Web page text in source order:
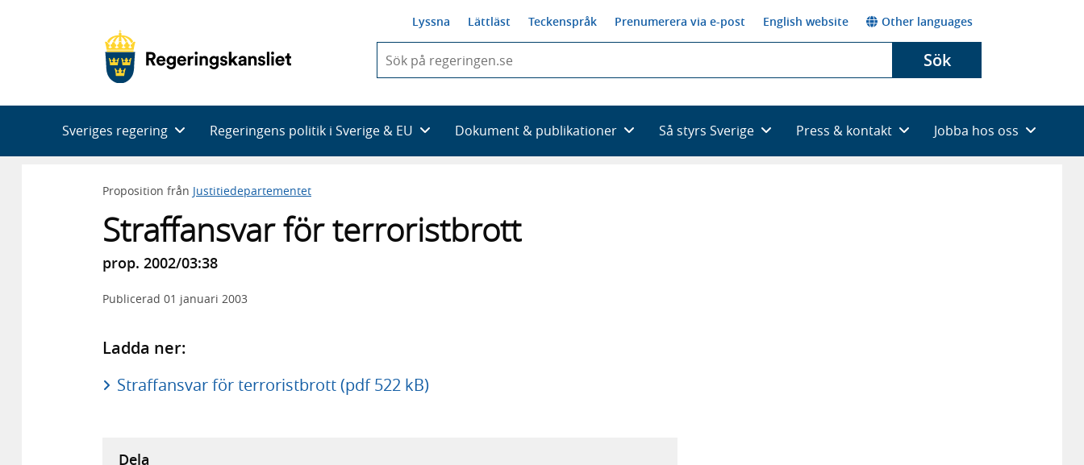
Lyssna Lättläst Teckenspråk Prenumerera via e-post English website Other languages
du
skriva
framträder
en
Sök
Sveriges regering Regeringens politik i Sverige & EU Dokument & publikationer Så styrs Sverige Press & kontakt Jobba hos oss
Proposition från Justitiedepartementet
Straffansvar för terroristbrott
prop. 2002/03:38
Publicerad 01 januari 2003
Ladda ner:
Straffansvar för terroristbrott (pdf 522 kB)
Dela